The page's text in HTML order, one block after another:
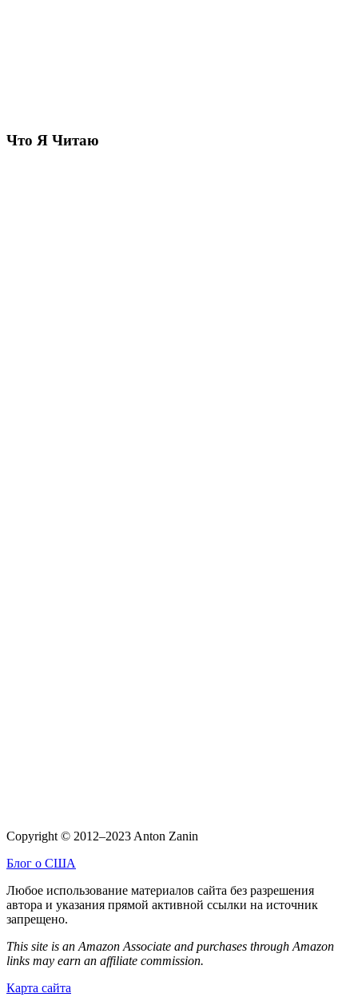
Что Я Читаю
Copyright © 2012–2023 Anton Zanin
Блог о США
Любое использование материалов сайта без разрешения
автора и указания прямой активной ссылки на источник
запрещено.
This site is an Amazon Associate and purchases through Amazon
links may earn an affiliate commission.
Карта сайта